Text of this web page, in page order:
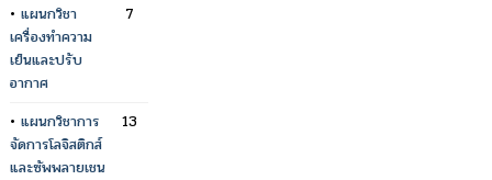
• แผนกวิชา
เครื่องทำความ
เย็นและปรับ
อากาศ
7
• แผนกวิชาการ
จัดการโลจิสติกส์
และซัพพลายเชน
13